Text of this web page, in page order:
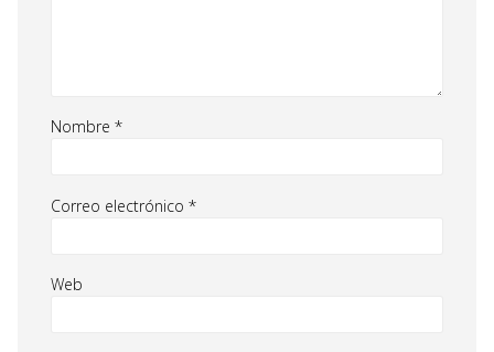
Nombre *
Correo electrónico *
Web